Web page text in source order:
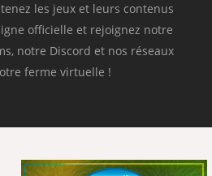
les jeux et leurs contenus
officielle et rejoignez notre
notre Discord et nos réseaux
ferme virtuelle !